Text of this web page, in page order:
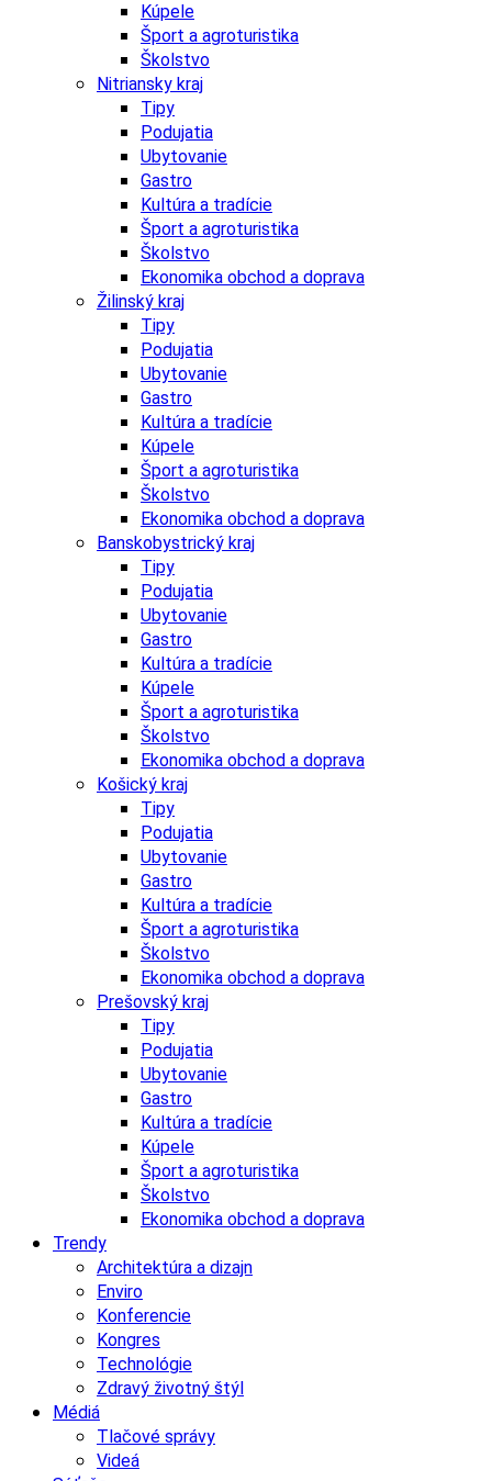
Kúpele
Šport a agroturistika
Školstvo
Nitriansky kraj
Tipy
Podujatia
Ubytovanie
Gastro
Kultúra a tradície
Šport a agroturistika
Školstvo
Ekonomika obchod a doprava
Žilinský kraj
Tipy
Podujatia
Ubytovanie
Gastro
Kultúra a tradície
Kúpele
Šport a agroturistika
Školstvo
Ekonomika obchod a doprava
Banskobystrický kraj
Tipy
Podujatia
Ubytovanie
Gastro
Kultúra a tradície
Kúpele
Šport a agroturistika
Školstvo
Ekonomika obchod a doprava
Košický kraj
Tipy
Podujatia
Ubytovanie
Gastro
Kultúra a tradície
Šport a agroturistika
Školstvo
Ekonomika obchod a doprava
Prešovský kraj
Tipy
Podujatia
Ubytovanie
Gastro
Kultúra a tradície
Kúpele
Šport a agroturistika
Školstvo
Ekonomika obchod a doprava
Trendy
Architektúra a dizajn
Enviro
Konferencie
Kongres
Technológie
Zdravý životný štýl
Médiá
Tlačové správy
Videá